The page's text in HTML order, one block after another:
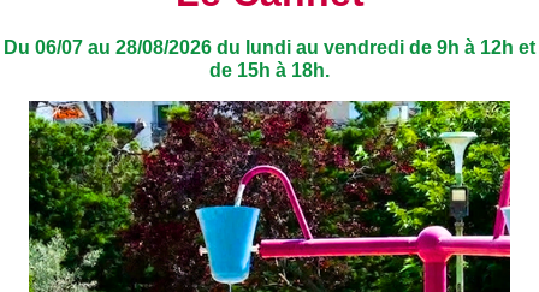
Du 06/07 au 28/08/2026 du lundi au vendredi de 9h à 12h et
de 15h à 18h.